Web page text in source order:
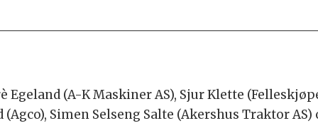
(A-K Maskiner AS), Sjur Klette
Simen Selseng Salte (Akershus Traktor AS)